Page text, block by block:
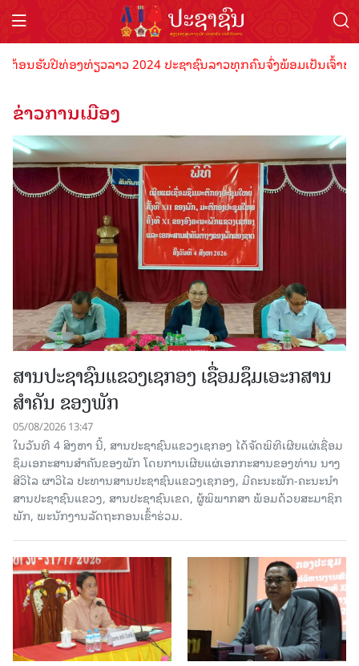
ທ່ອງທ່ຽວລາວ 2024 ປະຊາຊົນລາວທຸກຄົນຈົ່ງພ້ອມເປັນເຈົ້າພາບທີ່ດີ
ຂ່າວການເມືອງ
ສານປະຊາຊົນແຂວງເຊກອງ ເຊື່ອມຊຶມເອະກສານ
ສໍາຄັນ ຂອງພັກ
05/08/2026 13:47
ໃນວັນທີ 4 ສິງຫາ ນີ້, ສານປະຊາຊົນແຂວງເຊກອງ ໄດ້ຈັດພິທີເຜີຍແຜ່ເຊື່ອມ
ຊຶມເອກະສານສໍາຄັນຂອງພັກ ໂດຍການເຜີຍແຜ່ເອກກະສານຂອງທ່ານ ນາງ
ສີວິໄລ ຜາວິໄລ ປະທານສານປະຊາຊົນແຂວງເຊກອງ, ມີຄະນະພັກ-ຄະນະນໍາ
ສານປະຊາຊົນແຂວງ, ສານປະຊາຊົນເຂດ, ຜູ້ພິພາກສາ ພ້ອມດ້ວຍສະມາຊິກ
ພັກ, ພະນັກງານລັດຖະກອນເຂົ້າຮ່ວມ.